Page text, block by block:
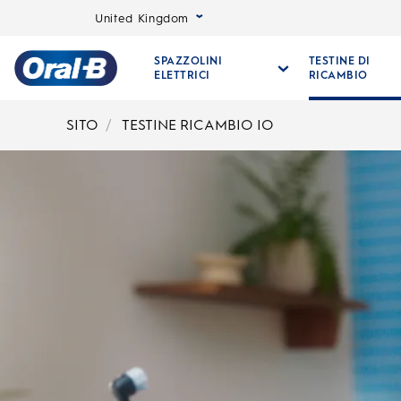
United Kingdom
iniziale
SPAZZOLINI
ELETTRICI
TESTINE DI
RICAMBIO
SITO TESTINE RICAMBIO IO